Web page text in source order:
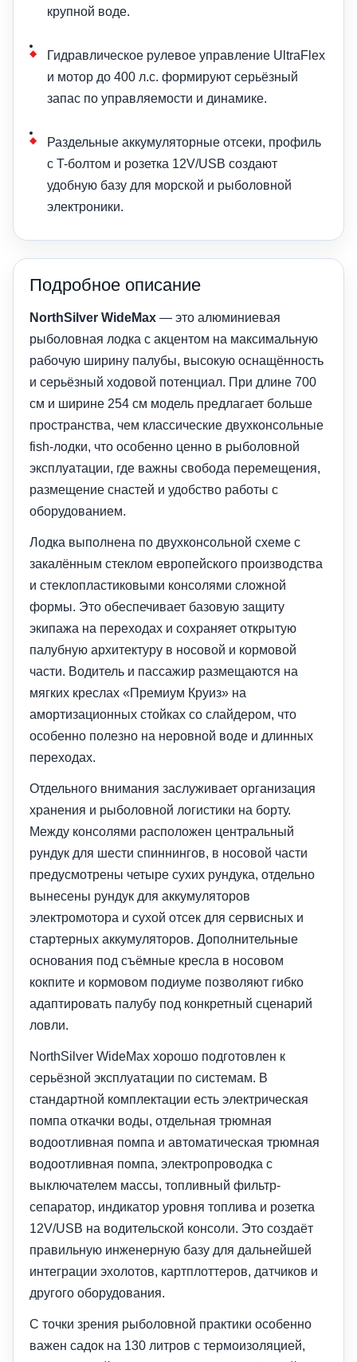
крупной воде.
Гидравлическое рулевое управление UltraFlex
и мотор до 400 л.с. формируют серьёзный
запас по управляемости и динамике.
Раздельные аккумуляторные отсеки, профиль
с T-болтом и розетка 12V/USB создают
удобную базу для морской и рыболовной
электроники.
Подробное описание
NorthSilver WideMax — это алюминиевая
рыболовная лодка с акцентом на максимальную
рабочую ширину палубы, высокую оснащённость
и серьёзный ходовой потенциал. При длине 700
см и ширине 254 см модель предлагает больше
пространства, чем классические двухконсольные
fish-лодки, что особенно ценно в рыболовной
эксплуатации, где важны свобода перемещения,
размещение снастей и удобство работы с
оборудованием.
Лодка выполнена по двухконсольной схеме с
закалённым стеклом европейского производства
и стеклопластиковыми консолями сложной
формы. Это обеспечивает базовую защиту
экипажа на переходах и сохраняет открытую
палубную архитектуру в носовой и кормовой
части. Водитель и пассажир размещаются на
мягких креслах «Премиум Круиз» на
амортизационных стойках со слайдером, что
особенно полезно на неровной воде и длинных
переходах.
Отдельного внимания заслуживает организация
хранения и рыболовной логистики на борту.
Между консолями расположен центральный
рундук для шести спиннингов, в носовой части
предусмотрены четыре сухих рундука, отдельно
вынесены рундук для аккумуляторов
электромотора и сухой отсек для сервисных и
стартерных аккумуляторов. Дополнительные
основания под съёмные кресла в носовом
кокпите и кормовом подиуме позволяют гибко
адаптировать палубу под конкретный сценарий
ловли.
NorthSilver WideMax хорошо подготовлен к
серьёзной эксплуатации по системам. В
стандартной комплектации есть электрическая
помпа откачки воды, отдельная трюмная
водоотливная помпа и автоматическая трюмная
водоотливная помпа, электропроводка с
выключателем массы, топливный фильтр-
сепаратор, индикатор уровня топлива и розетка
12V/USB на водительской консоли. Это создаёт
правильную инженерную базу для дальнейшей
интеграции эхолотов, картплоттеров, датчиков и
другого оборудования.
С точки зрения рыболовной практики особенно
важен садок на 130 литров с термоизоляцией,